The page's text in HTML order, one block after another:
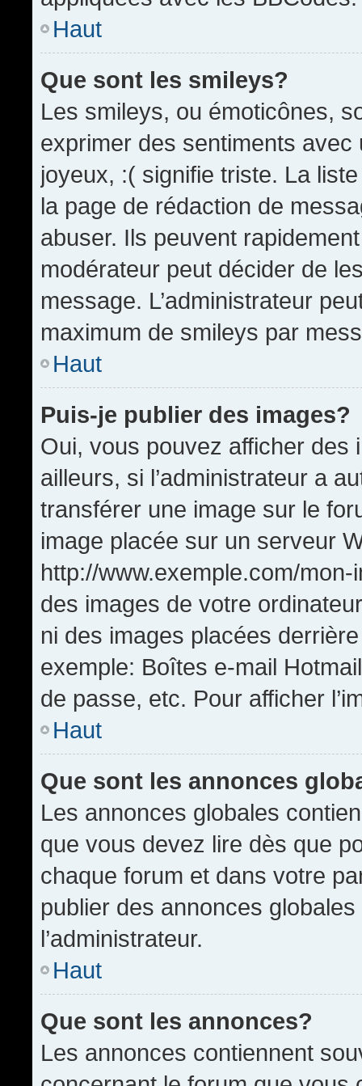
Haut
Que sont les smileys?
Les smileys, ou émoticônes,
exprimer des sentiments
joyeux, :( signifie triste. La
la page de rédaction de
abuser. Ils peuvent
modérateur peut décider de
message. L’administrateur
maximum de smileys par
Haut
Puis-je publier des images?
Oui, vous pouvez afficher
ailleurs, si l’administrateur a
transférer une image sur le
image placée sur un serveur
http://www.exemple.com/
des images de votre
ni des images placées
exemple: Boîtes e-mail
de passe, etc. Pour afficher
Haut
Que sont les annonces
Les annonces globales
que vous devez lire dès que
chaque forum et dans votre
publier des annonces
l’administrateur.
Haut
Que sont les annonces?
Les annonces contiennent